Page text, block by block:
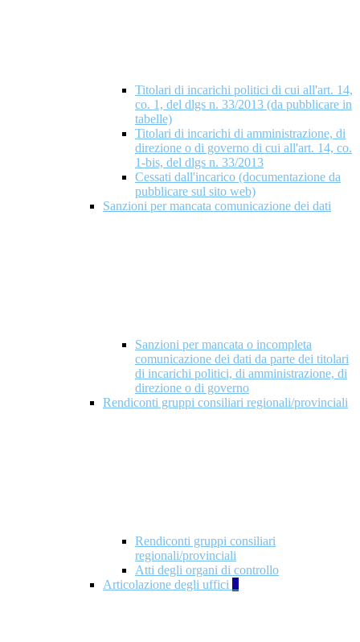
Titolari di incarichi politici di cui all'art. 14,
co. 1, del dlgs n. 33/2013 (da pubblicare in
tabelle)
Titolari di incarichi di amministrazione, di
direzione o di governo di cui all'art. 14, co.
1-bis, del dlgs n. 33/2013
Cessati dall'incarico (documentazione da
pubblicare sul sito web)
Sanzioni per mancata comunicazione dei dati
Sanzioni per mancata o incompleta
comunicazione dei dati da parte dei titolari
di incarichi politici, di amministrazione, di
direzione o di governo
Rendiconti gruppi consiliari regionali/provinciali
Rendiconti gruppi consiliari
regionali/provinciali
Atti degli organi di controllo
Articolazione degli uffici 9